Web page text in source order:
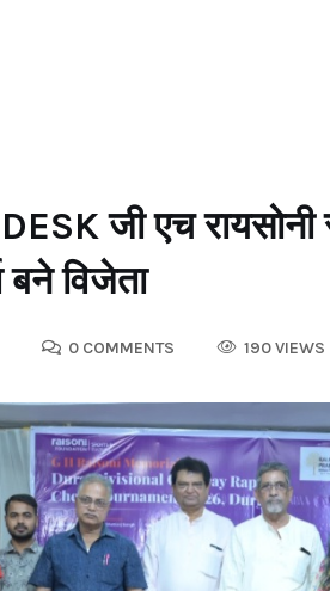
जी एच
बने विजेता
0 COMMENTS 190 VIEWS